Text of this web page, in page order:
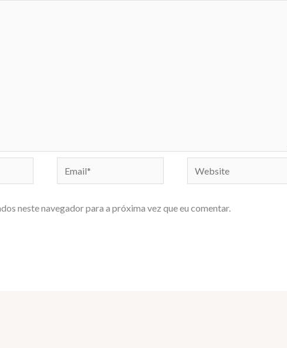
Email* Website
neste navegador para a próxima vez que eu comentar.